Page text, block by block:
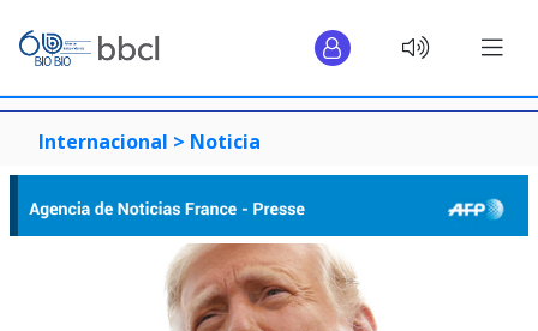
Internacional > Noticia